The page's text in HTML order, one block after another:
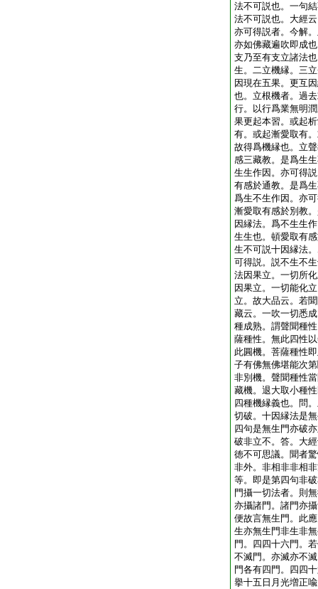
法不可説也。一句
法不可説也。大經
亦可得説者。今解
亦如佛藏遍吹即成
支乃至有支立諸法
生。二立機縁。三
因現在五果。更互
也。立根機者。過
行。以行爲業無明
果更起本習。或起
有。或起漸愛取有
故得爲機縁也。立
感三藏教。是爲生
生生作因。亦可得
有感於通教。是爲
爲生不生作因。亦
漸愛取有感於別教
因縁法。爲不生生
生生也。頓愛取有
生不可説十因縁法
可得説。説不生不
法因果立。一切所
因果立。一切能化
立。故大品云。若
藏云。一吹一切悉
種成熟。謂聲聞種
薩種性。無此四性
此圓機。菩薩種性
子有佛無佛堪能次
非別機。聲聞種性
藏機。退大取小種
四種機縁義也。問
切破。十因縁法是
四句是無生門亦破
破非立不。答。大
徳不可思議。聞者
非外。非相非非相
等。即是第四句非
門攝一切法者。則
亦攝諸門。諸門亦
便故言無生門。此
生亦無生門非生非
門。四四十六門。
不滅門。亦滅亦不
門各有四門。四四
擧十五日月光増正